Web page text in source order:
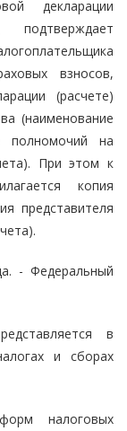
декларации
взносов,
(расчете)
(наименование
полномочий на
При этом к
копия
представителя
- Федеральный
в
и сборах
налоговых